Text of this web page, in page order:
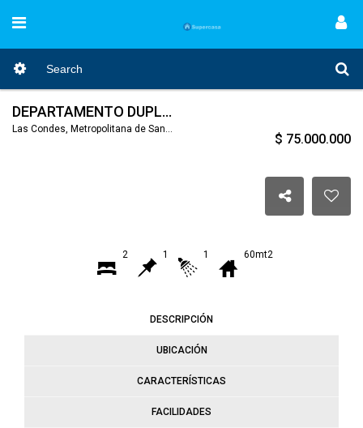
DEPARTAMENTO DUPLEX VITAL APOQUINDO
Las Condes, Metropolitana de Santiago, Nro. Código 193
$ 75.000.000
2 1 1 60mt2
DESCRIPCIÓN
UBICACIÓN
CARACTERÍSTICAS
FACILIDADES